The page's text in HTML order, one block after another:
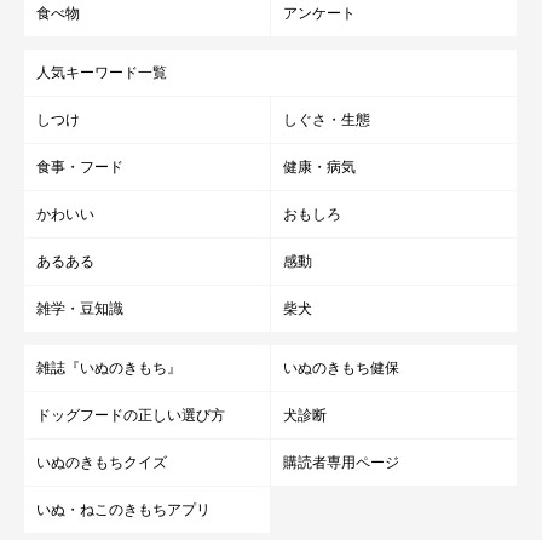
食べ物 アンケート
人気キーワード一覧
しつけ しぐさ・生態
食事・フード 健康・病気
かわいい おもしろ
あるある 感動
雑学・豆知識 柴犬
雑誌『いぬのきもち』 いぬのきもち健保
ドッグフードの正しい選び方 犬診断
いぬのきもちクイズ 購読者専用ページ
いぬ・ねこのきもちアプリ